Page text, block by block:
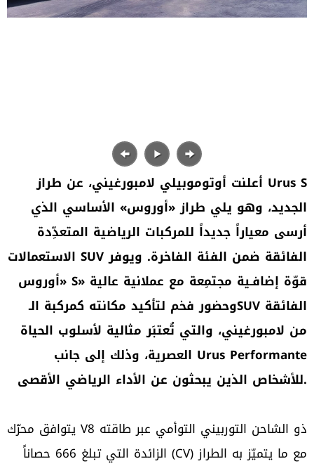
أعلنت أوتوموبيلي لامبورغيني، عن طراز Urus S
الجديد، وهو يلي طراز «أوروس» الأساسي الذي
أرسى معياراً جديداً للمركبات الرياضية المتعدِّدة
الاستعمالات SUV الفائقة ضمن الفئة الفاخرة. ويوفر
«أوروس S» قوّة إضافـية مجتمِعة مع عملانية عالية
وحضور فخم لتأكيد مكانته كمركبة الـSUV الفائقة
من لامبورغيني، والتي تُعتبَر مثالية لأسلوب الحياة
العصرية، وذلك إلى جانب Urus Performante
للأشخاص الذين يبحثون عن الأداء الرياضي الأقصى.
يتوافق محرّك V8 ذو الشاحن التوربيني التوأمي عبر طاقته
الزائدة التي تبلغ 666 حصاناً (CV) مع ما يتميّز به الطراز